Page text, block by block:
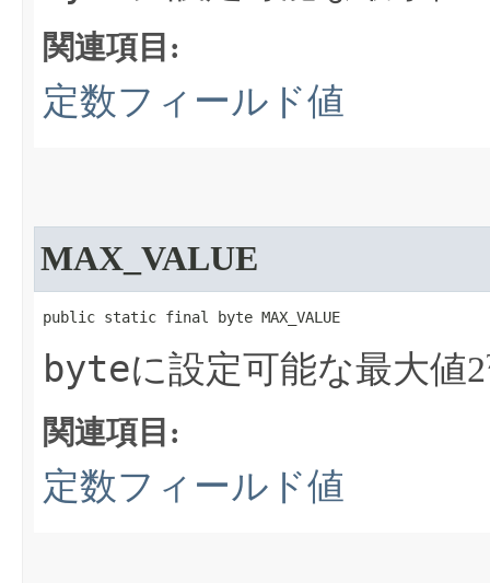
関連項目:
定数フィールド値
MAX_VALUE
public static final byte MAX_VALUE
byteに設定可能な最大値2
関連項目:
定数フィールド値